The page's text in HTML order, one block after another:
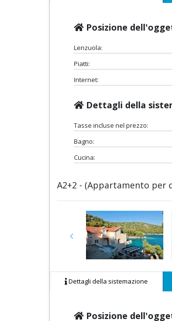
Posizione
Lenzuola:
Piatti:
Internet:
Dettagli della
Tasse incluse nel prezzo:
Bagno:
Cucina:
A2+2 - (Appartamento
Previous
Dettagli della sistemazione
Posizione